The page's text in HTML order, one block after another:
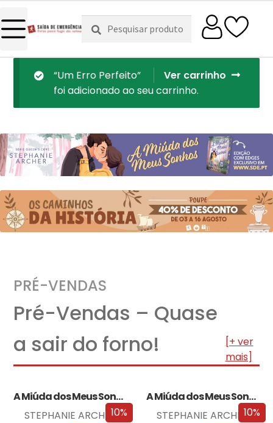
Pesquisar
por:
Pesquisa
Ver carrinho
“Um Erro Perfeito”
foi adicionado ao seu carrinho.
PRÉ-VENDAS
Pré-Vendas – Quase
a sair do forno!
[+ ver
mais]
10%
A Miúda dos Meus Sonhos
STEPHANIE ARCHER
10%
A Miúda dos Meus Sonhos – Edição…
STEPHANIE ARCHER